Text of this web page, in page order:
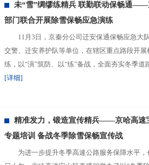
未“雪”绸缪练精兵 联勤联动保畅通——
部门联合开展除雪保畅应急演练
11月3日，京秦分公司迁安保通保畅应急大
交警、迁安养护队等单位，在辖区重点路段开
练，以“演”筑防、以“练”备战，全面夯实冬季道
[详细]
精准发力，锻造宣传精兵——京哈高速
专题培训 备战冬季除雪保畅宣传战
为进一步提升冬季高速公路服务保障水平